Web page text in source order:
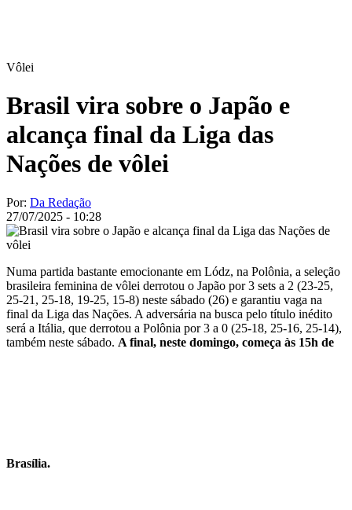
Vôlei
Brasil vira sobre o Japão e
alcança final da Liga das
Nações de vôlei
Por: Da Redação
27/07/2025 - 10:28
Numa partida bastante emocionante em Lódz, na Polônia, a seleção
brasileira feminina de vôlei derrotou o Japão por 3 sets a 2 (23-25,
25-21, 25-18, 19-25, 15-8) neste sábado (26) e garantiu vaga na
final da Liga das Nações. A adversária na busca pelo título inédito
será a Itália, que derrotou a Polônia por 3 a 0 (25-18, 25-16, 25-14),
também neste sábado. A final, neste domingo, começa às 15h de
Brasília.